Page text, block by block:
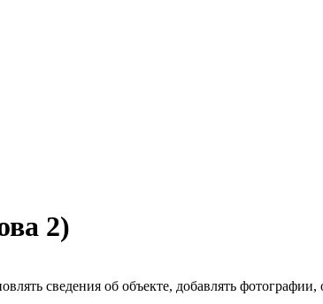
2)
сведения об объекте, добавлять фотографии,